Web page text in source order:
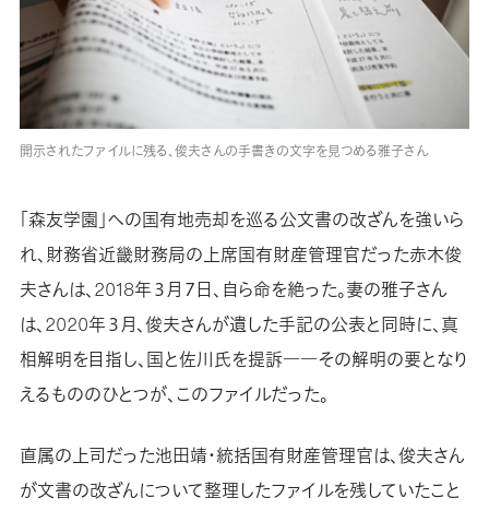
開示されたファイルに残る、俊夫さんの手書きの文字を見つめる雅子さん
「森友学園」への国有地売却を巡る公文書の改ざんを強いら
れ、財務省近畿財務局の上席国有財産管理官だった赤木俊
夫さんは、2018年３月７日、自ら命を絶った。妻の雅子さん
は、2020年３月、俊夫さんが遺した手記の公表と同時に、真
相解明を目指し、国と佐川氏を提訴――その解明の要となり
えるもののひとつが、このファイルだった。
直属の上司だった池田靖・統括国有財産管理官は、俊夫さん
が文書の改ざんについて整理したファイルを残していたこと